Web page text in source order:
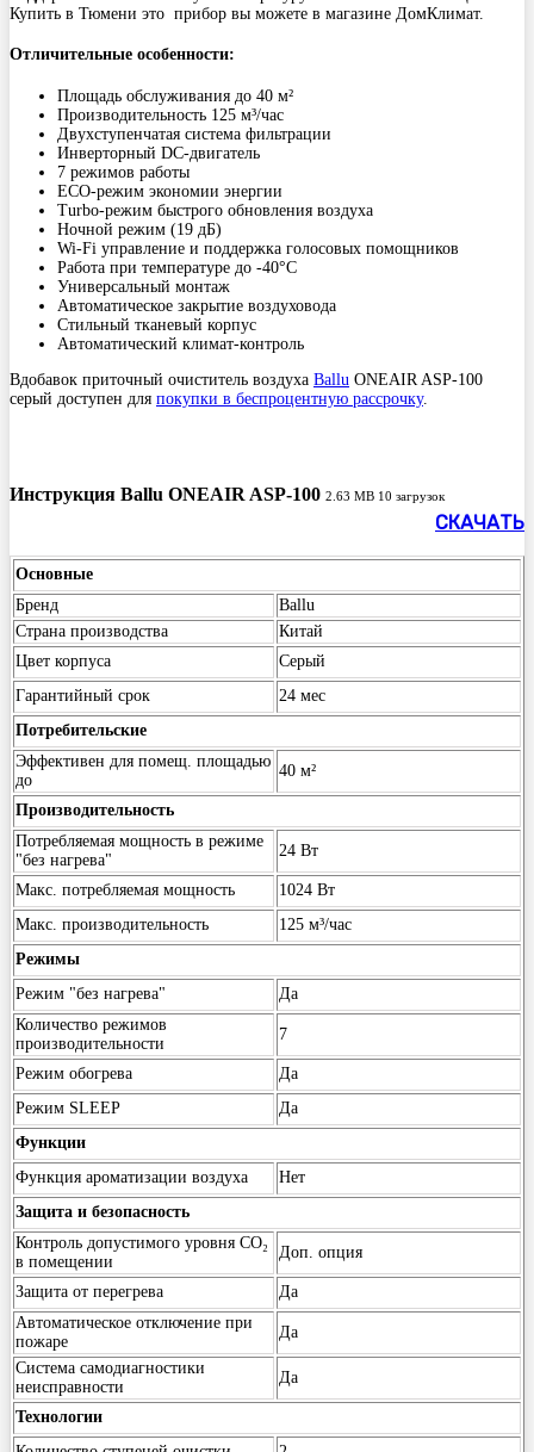
Купить в Тюмени это прибор вы можете в магазине ДомКлимат.
Отличительные особенности:
Площадь обслуживания до 40 м²
Производительность 125 м³/час
Двухступенчатая система фильтрации
Инверторный DC-двигатель
7 режимов работы
ECO-режим экономии энергии
Turbo-режим быстрого обновления воздуха
Ночной режим (19 дБ)
Wi-Fi управление и поддержка голосовых помощников
Работа при температуре до -40°С
Универсальный монтаж
Автоматическое закрытие воздуховода
Стильный тканевый корпус
Автоматический климат-контроль
Вдобавок приточный очиститель воздуха Ballu ONEAIR ASP-100
серый доступен для покупки в беспроцентную рассрочку.
Инструкция Ballu ONEAIR ASP-100 2.63 MB 10 загрузок
СКАЧАТЬ
Основные
Бренд
Ballu
Страна производства
Китай
Цвет корпуса
Серый
Гарантийный срок
24 мес
Потребительские
Эффективен для помещ. площадью
до
40 м²
Производительность
Потребляемая мощность в режиме
"без нагрева"
24 Вт
Макс. потребляемая мощность
1024 Вт
Макс. производительность
125 м³/час
Режимы
Режим "без нагрева"
Да
Количество режимов
производительности
7
Режим обогрева
Да
Режим SLEEP
Да
Функции
Функция ароматизации воздуха
Нет
Защита и безопасность
Контроль допустимого уровня CO₂
в помещении
Доп. опция
Защита от перегрева
Да
Автоматическое отключение при
пожаре
Да
Система самодиагностики
неисправности
Да
Технологии